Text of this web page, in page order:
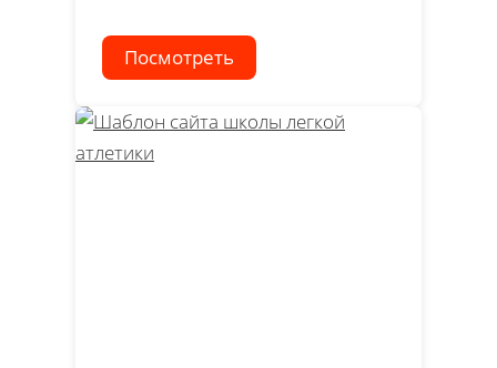
Посмотреть